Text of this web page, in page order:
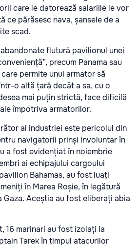
care le datorează salariile le vor
ce părăsesc nava, șansele de a
scad.
flutură pavilionul unei
precum Panama sau
permite unui armator să
o altă țară decât a sa, cu o
mai puțin strictă, face dificilă
împotriva armatorilor.
al industriei este pericolul din
navigatorii prinși involuntar în
a fost evidențiat în noiembrie
ai echipajului cargoului
Bahamas, au fost luați
în Marea Roșie, în legătură
Gaza. Aceștia au fost eliberați abia
16 marinari au fost izolați la
Tarek în timpul atacurilor